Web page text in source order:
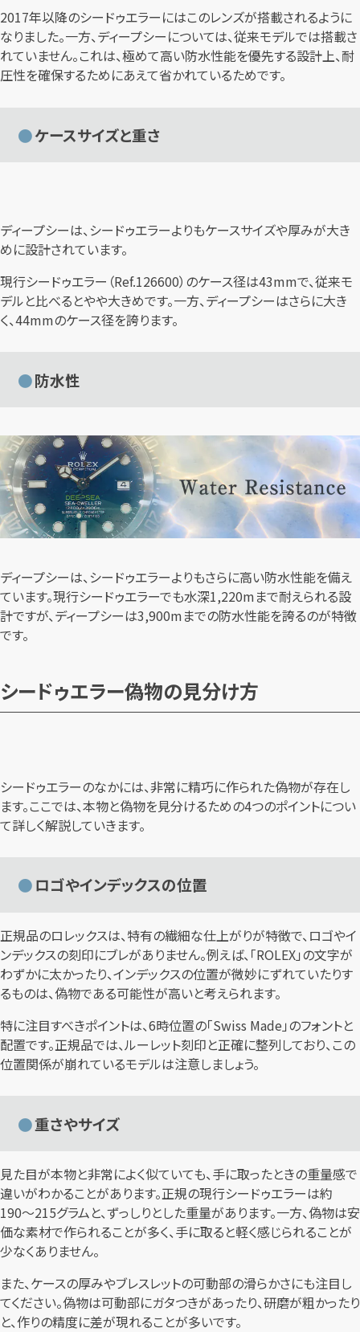
2017年以降のシードゥエラーにはこのレンズが搭載されるように
なりました。一方、ディープシーについては、従来モデルでは搭載さ
れていません。これは、極めて高い防水性能を優先する設計上、耐
圧性を確保するためにあえて省かれているためです。
ケースサイズと重さ
ディープシーは、シードゥエラーよりもケースサイズや厚みが大き
めに設計されています。
現行シードゥエラー（Ref.126600）のケース径は43mmで、従来モ
デルと比べるとやや大きめです。一方、ディープシーはさらに大き
く、44mmのケース径を誇ります。
防水性
ディープシーは、シードゥエラーよりもさらに高い防水性能を備え
ています。現行シードゥエラーでも水深1,220mまで耐えられる設
計ですが、ディープシーは3,900mまでの防水性能を誇るのが特徴
です。
シードゥエラー偽物の見分け方
シードゥエラーのなかには、非常に精巧に作られた偽物が存在し
ます。ここでは、本物と偽物を見分けるための4つのポイントについ
て詳しく解説していきます。
ロゴやインデックスの位置
正規品のロレックスは、特有の繊細な仕上がりが特徴で、ロゴやイ
ンデックスの刻印にブレがありません。例えば、「ROLEX」の文字が
わずかに太かったり、インデックスの位置が微妙にずれていたりす
るものは、偽物である可能性が高いと考えられます。
特に注目すべきポイントは、6時位置の「Swiss Made」のフォントと
配置です。正規品では、ルーレット刻印と正確に整列しており、この
位置関係が崩れているモデルは注意しましょう。
重さやサイズ
見た目が本物と非常によく似ていても、手に取ったときの重量感で
違いがわかることがあります。正規の現行シードゥエラーは約
190〜215グラムと、ずっしりとした重量があります。一方、偽物は安
価な素材で作られることが多く、手に取ると軽く感じられることが
少なくありません。
また、ケースの厚みやブレスレットの可動部の滑らかさにも注目し
てください。偽物は可動部にガタつきがあったり、研磨が粗かったり
と、作りの精度に差が現れることが多いです。